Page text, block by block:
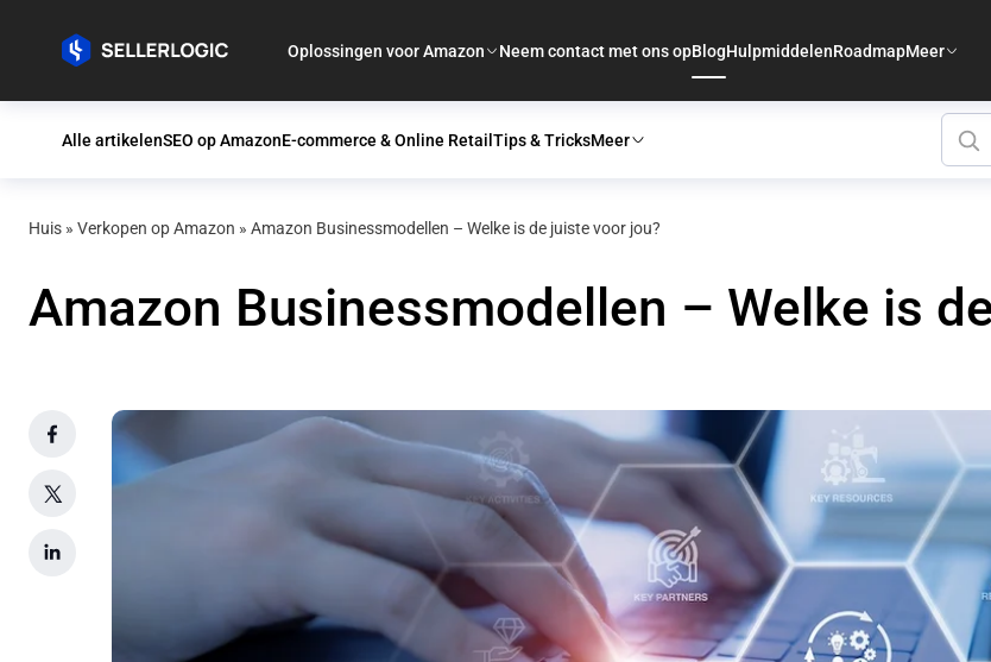
Oplossingen voor Amazon Neem contact met ons opBlogHulpmiddelenRoadmapMeer
Alle artikelenSEO op AmazonE-commerce & Online RetailTips & TricksMeer
Huis » Verkopen op Amazon » Amazon Businessmodellen – Welke is de juiste voor jou?
Amazon Businessmodellen – Welke is